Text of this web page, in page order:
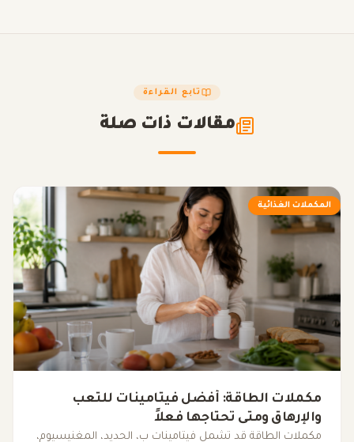
تابع القراءة
مقالات ذات صلة
المكملات الغذائية
مكملات الطاقة: أفضل فيتامينات للتعب
والإرهاق ومتى تحتاجها فعلاً
مكملات الطاقة قد تشمل فيتامينات ب، الحديد، المغنيسيوم،